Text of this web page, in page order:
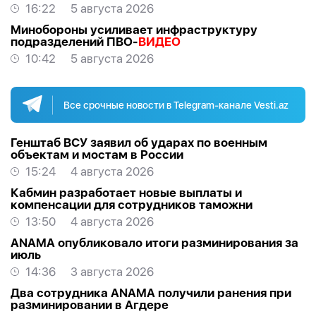
16:22
5 августа 2026
Минобороны усиливает инфраструктуру
подразделений ПВО-ВИДЕО
10:42
5 августа 2026
Все срочные новости в Telegram-канале Vesti.az
Генштаб ВСУ заявил об ударах по военным
объектам и мостам в России
15:24
4 августа 2026
Кабмин разработает новые выплаты и
компенсации для сотрудников таможни
13:50
4 августа 2026
ANAMA опубликовало итоги разминирования за
июль
14:36
3 августа 2026
Два сотрудника ANAMA получили ранения при
разминировании в Агдере